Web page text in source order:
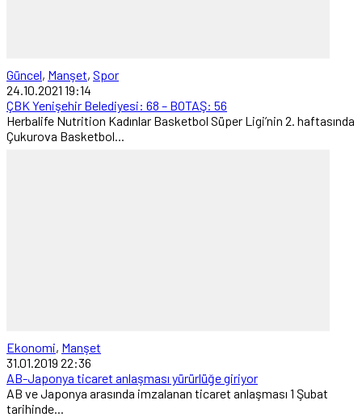
Güncel, Manşet, Spor
24.10.2021 19:14
ÇBK Yenişehir Belediyesi: 68 – BOTAŞ: 56
Herbalife Nutrition Kadınlar Basketbol Süper Ligi’nin 2. haftasında
Çukurova Basketbol...
Ekonomi, Manşet
31.01.2019 22:36
AB-Japonya ticaret anlaşması yürürlüğe giriyor
AB ve Japonya arasında imzalanan ticaret anlaşması 1 Şubat
tarihinde...